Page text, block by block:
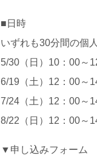
■日時
いずれも30分間の個
5/30（日）10：00～
6/19（土）12：00～
7/24（土）12：00～
8/22（日）12：00～
▼申し込みフォーム